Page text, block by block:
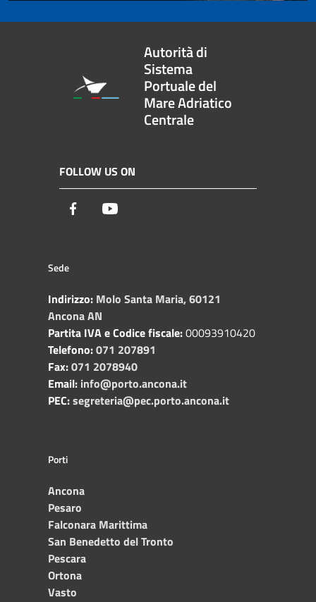
Autorità di
Sistema
Portuale del
Mare Adriatico
Centrale
FOLLOW US ON
Facebook
Sede
Indirizzo: Molo Santa Maria, 60121
Ancona AN
Partita IVA e Codice fiscale:00093910420
Telefono:071 207891
Fax:071 2078940
Email: info@porto.ancona.it
PEC:segreteria@pec.porto.ancona.it
Porti
Ancona
Pesaro
Falconara Marittima
San Benedetto del Tronto
Pescara
Ortona
Vasto